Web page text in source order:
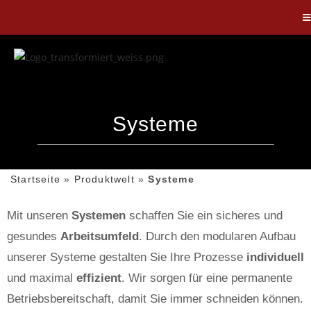
Systeme
Startseite » Produktwelt »Systeme
Mit unseren Systemen schaffen Sie ein sicheres und
gesundes Arbeitsumfeld. Durch den modularen Aufbau
unserer Systeme gestalten Sie Ihre Prozesse individuell
und maximal effizient. Wir sorgen für eine permanente
Betriebsbereitschaft, damit Sie immer schneiden können.